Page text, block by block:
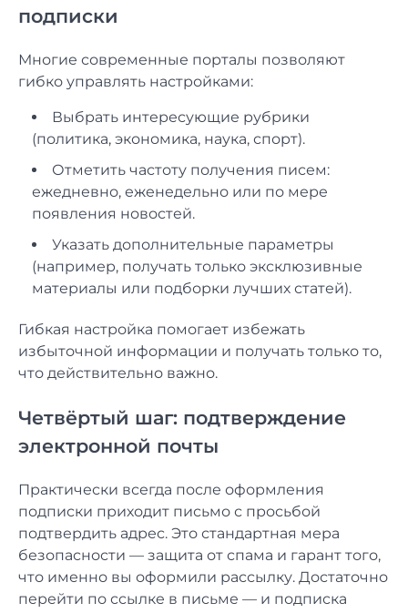
подписки
Многие современные порталы позволяют
гибко управлять настройками:
Выбрать интересующие рубрики
(политика, экономика, наука, спорт).
Отметить частоту получения писем:
ежедневно, еженедельно или по мере
появления новостей.
Указать дополнительные параметры
(например, получать только эксклюзивные
материалы или подборки лучших статей).
Гибкая настройка помогает избежать
избыточной информации и получать только то,
что действительно важно.
Четвёртый шаг: подтверждение
электронной почты
Практически всегда после оформления
подписки приходит письмо с просьбой
подтвердить адрес. Это стандартная мера
безопасности — защита от спама и гарант того,
что именно вы оформили рассылку. Достаточно
перейти по ссылке в письме — и подписка